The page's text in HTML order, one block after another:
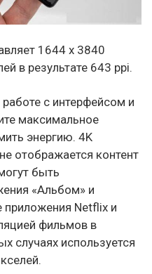
1644 х 3840
в результате 643 ppi.
с интерфейсом и
максимальное
энергию. 4K
отображается контент
быть
«Альбом» и
приложения Netflix и
фильмов в
случаях используется